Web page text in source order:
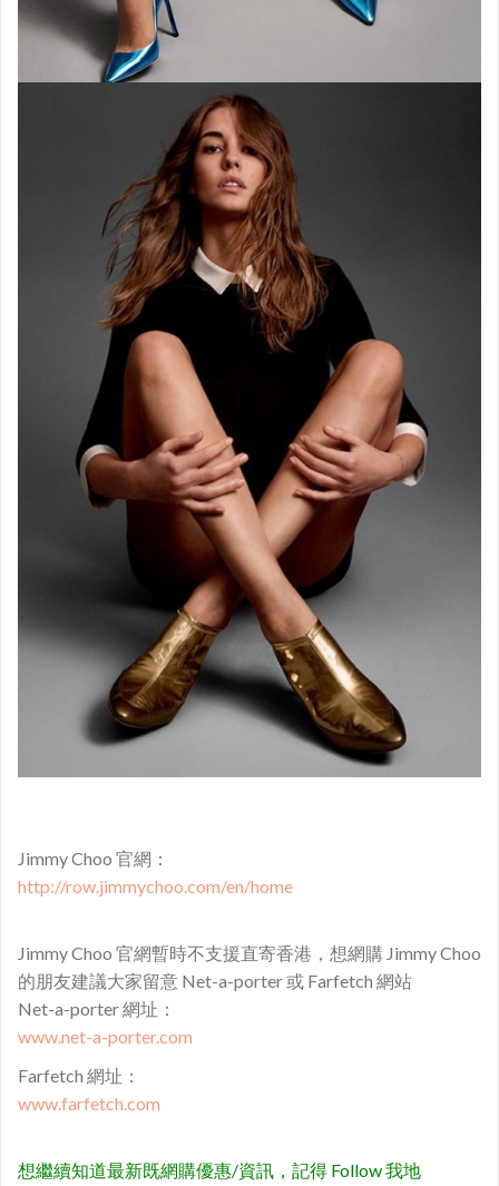
Jimmy Choo 官網：
http://row.jimmychoo.com/en/home
Jimmy Choo 官網暫時不支援直寄香港，想網購 Jimmy Choo
的朋友建議大家留意 Net-a-porter 或 Farfetch 網站
Net-a-porter 網址：
www.net-a-porter.com
Farfetch 網址：
www.farfetch.com
想繼續知道最新既網購優惠/資訊，記得 Follow 我地